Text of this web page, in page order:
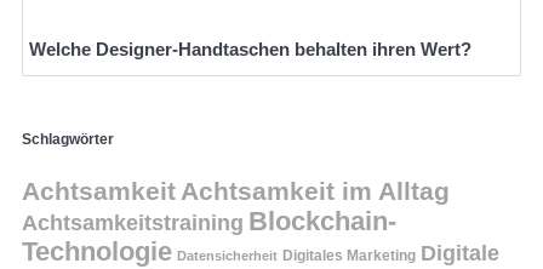
Welche Designer-Handtaschen behalten ihren Wert?
Schlagwörter
AchtsamkeitAchtsamkeit im Alltag
Achtsamkeitstraining Blockchain-
Technologie Datensicherheit Digitales Marketing Digitale